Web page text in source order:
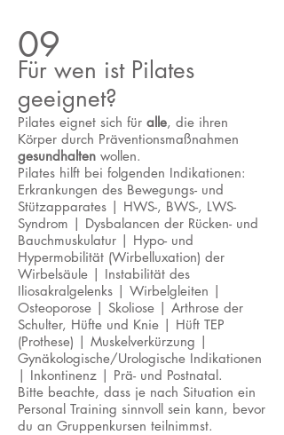
09
Für wen ist Pilates
geeignet?
Pilates eignet sich für alle, die ihren
Körper durch Präventionsmaßnahmen
gesundhalten wollen.
Pilates hilft bei folgenden Indikationen:
Erkrankungen des Bewegungs- und
Stützapparates | HWS-, BWS-, LWS-
Syndrom | Dysbalancen der Rücken- und
Bauchmuskulatur | Hypo- und
Hypermobilität (Wirbelluxation) der
Wirbelsäule | Instabilität des
Iliosakralgelenks | Wirbelgleiten |
Osteoporose | Skoliose | Arthrose der
Schulter, Hüfte und Knie | Hüft TEP
(Prothese) | Muskelverkürzung |
Gynäkologische/Urologische Indikationen
| Inkontinenz | Prä- und Postnatal.
Bitte beachte, dass je nach Situation ein
Personal Training sinnvoll sein kann, bevor
du an Gruppenkursen teilnimmst.